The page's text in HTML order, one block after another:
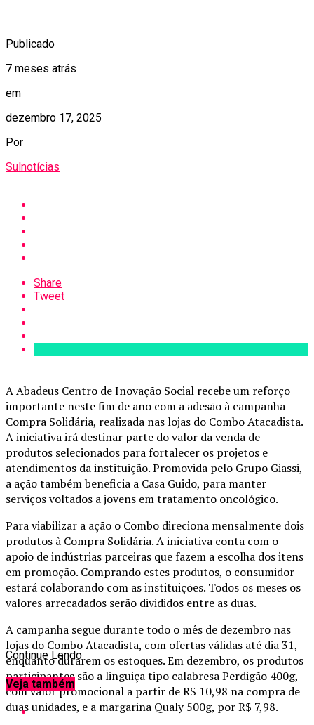
Publicado
7 meses atrás
em
dezembro 17, 2025
Por
Sulnotícias
Share
Tweet
A Abadeus Centro de Inovação Social recebe um reforço
importante neste fim de ano com a adesão à campanha
Compra Solidária, realizada nas lojas do Combo Atacadista.
A iniciativa irá destinar parte do valor da venda de
produtos selecionados para fortalecer os projetos e
atendimentos da instituição. Promovida pelo Grupo Giassi,
a ação também beneficia a Casa Guido, para manter
serviços voltados a jovens em tratamento oncológico.
Para viabilizar a ação o Combo direciona mensalmente dois
produtos à Compra Solidária. A iniciativa conta com o
apoio de indústrias parceiras que fazem a escolha dos itens
em promoção. Comprando estes produtos, o consumidor
estará colaborando com as instituições. Todos os meses os
valores arrecadados serão divididos entre as duas.
A campanha segue durante todo o mês de dezembro nas
lojas do Combo Atacadista, com ofertas válidas até dia 31,
enquanto durarem os estoques. Em dezembro, os produtos
participantes são a linguiça tipo calabresa Perdigão 400g,
com valor promocional a partir de R$ 10,98 na compra de
duas unidades, e a margarina Qualy 500g, por R$ 7,98.
Continue Lendo
Veja também